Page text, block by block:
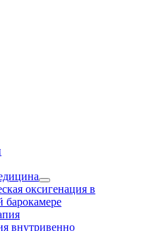
оксигенация в
барокамере
внутривенно